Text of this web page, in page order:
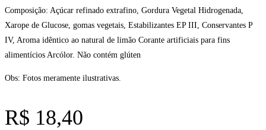
Composição: Açúcar refinado extrafino, Gordura Vegetal Hidrogenada,
Xarope de Glucose, gomas vegetais, Estabilizantes EP III, Conservantes P
IV, Aroma idêntico ao natural de limão Corante artificiais para fins
alimentícios Arcólor. Não contém glúten
Obs: Fotos meramente ilustrativas.
R$ 18,40